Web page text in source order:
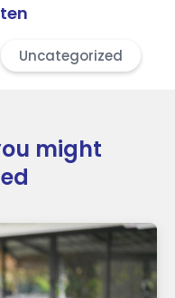
Uncategorized
might